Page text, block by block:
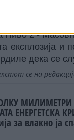
повреди и
Ниво 2 -
експлозија и
дека се
се на
МИЛИМЕТРИ
ЕНЕРГЕТСКА
за влакно ја
Пакс